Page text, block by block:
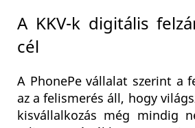
A KKV-k digitális
cél
A PhonePe vállalat szerint a
az a felismerés áll, hogy
kisvállalkozás még mindig